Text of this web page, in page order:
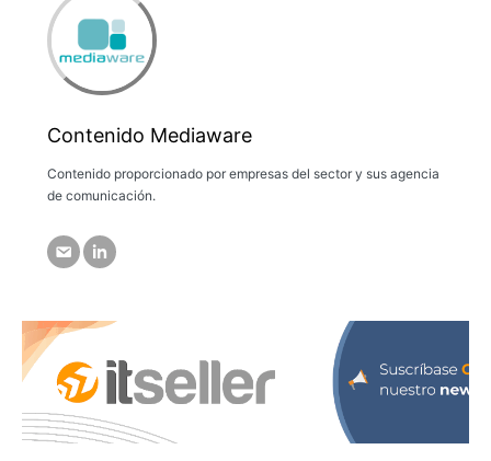
Contenido Mediaware
Contenido proporcionado por empresas del sector y sus agencia
de comunicación.